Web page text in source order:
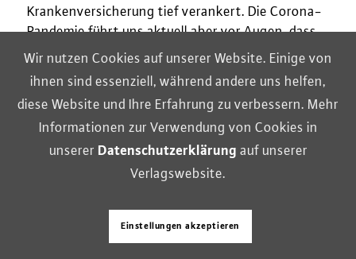
Krankenversicherung tief verankert. Die Corona-
Pandemie führt uns aktuell aber vor Augen, dass
nationale Solidarität nicht in jedem Fall
Nationales Handeln kann zwar einen Beitrag zur
EindämFmung der Pandemie leisten. Aber wenn
andere Länder keine entsprechenden Maßnahmen
ergreifen – sei es aus politischen Gründen oder
weil ihnen die finanziellen oder organisatorischen
Virus nicht viel gewonnen.
Wir nutzen Cookies auf unserer Website. Einige von
ihnen sind essenziell, während andere uns helfen,
diese Website und Ihre Erfahrung zu verbessern. Mehr
Informationen zur Verwendung von Cookies in
unserer Datenschutzerklärung auf unserer
Verlagswebsite.
Einstellungen akzeptieren